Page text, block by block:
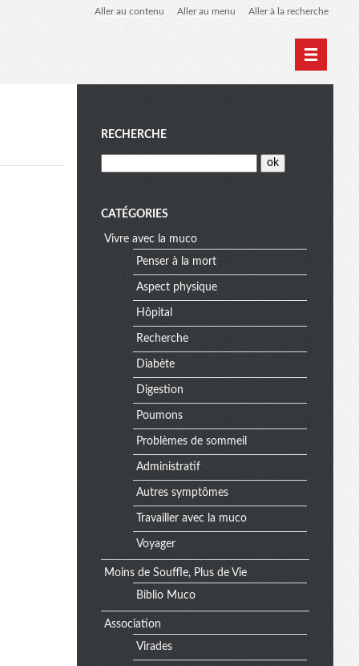
Aller au contenu Aller au menu Aller à la recherche
M
e
RECHERCHE
CATÉGORIES
Vivre avec la muco
Penser à la mort
Aspect physique
Hôpital
Recherche
Diabète
Digestion
Poumons
Problèmes de sommeil
Administratif
Autres symptômes
Travailler avec la muco
Voyager
Moins de Souffle, Plus de Vie
Biblio Muco
Association
Virades